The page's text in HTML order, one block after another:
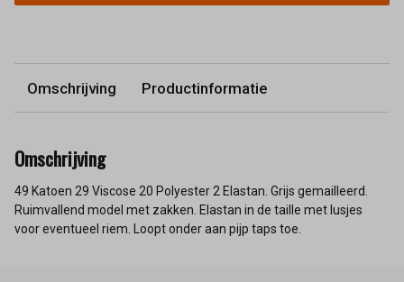
Omschrijving Productinformatie
Omschrijving
49 Katoen 29 Viscose 20 Polyester 2 Elastan. Grijs gemailleerd.
Ruimvallend model met zakken. Elastan in de taille met lusjes
voor eventueel riem. Loopt onder aan pijp taps toe.